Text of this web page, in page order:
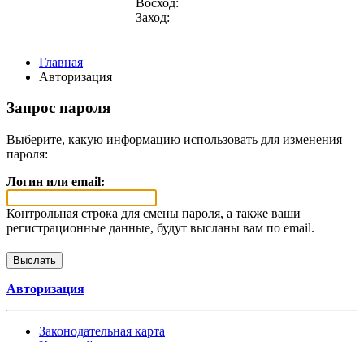
Заход:
Главная
Авторизация
Запрос пароля
Выберите, какую информацию использовать для изменения
пароля:
Логин или email:
Контрольная строка для смены пароля, а также ваши
регистрационные данные, будут высланы вам по email.
Авторизация
Законодательная карта